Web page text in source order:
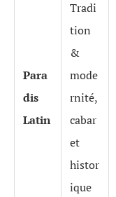
Para
dis
Latin
Tradi
tion
&
mode
rnité,
cabar
et
histor
ique